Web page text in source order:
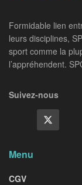
Formidable lien
leurs disciplines,
sport comme la
l’appréhendent.
Suivez-nous
Menu
CGV